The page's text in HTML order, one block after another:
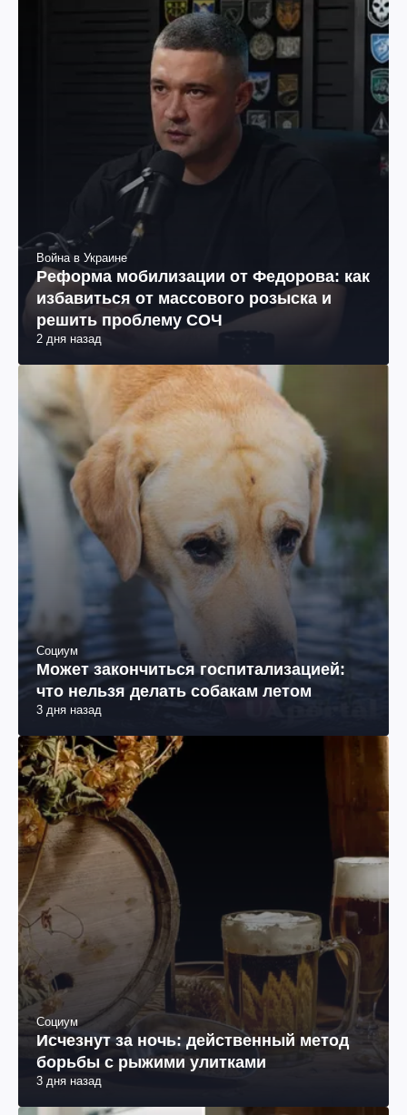
Война в Украине
Реформа мобилизации от Федорова: как
избавиться от массового розыска и
решить проблему СОЧ
2 дня назад
Социум
Может закончиться госпитализацией:
что нельзя делать собакам летом
3 дня назад
Социум
Исчезнут за ночь: действенный метод
борьбы с рыжими улитками
3 дня назад